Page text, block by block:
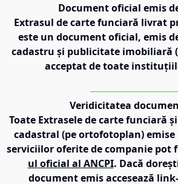
Document oficial emis
Extrasul de carte funciară livrat
este un document oficial, emis
cadastru și publicitate imobiliară
acceptat de toate
Veridicitatea
Toate Extrasele de carte funciară
cadastral (pe ortofotoplan)
serviciilor oferite de companie pot
ul oficial al ANCPI. Dacă
document emis accesează